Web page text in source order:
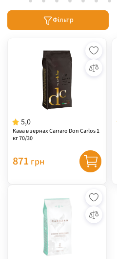
Фільтр
5,0
Кава в зернах Carraro Don Carlos 1
кг 70/30
871 грн